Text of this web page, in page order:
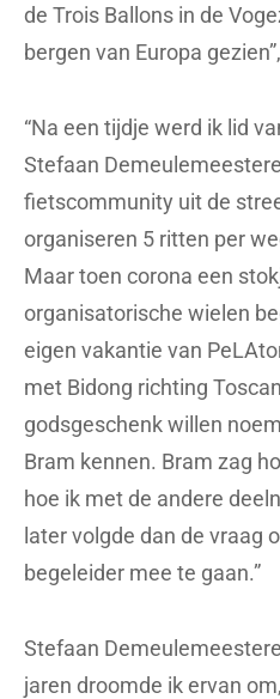
de Trois Ballons in de
bergen van Europa
“Na een tijdje werd ik lid
Stefaan
fietscommunity uit de
organiseren 5 ritten per
Maar toen corona een
organisatorische wielen
eigen vakantie van
met Bidong richting
godsgeschenk willen
Bram kennen. Bram zag
hoe ik met de andere
later volgde dan de vraag
begeleider mee te gaan.”
Stefaan
jaren droomde ik ervan